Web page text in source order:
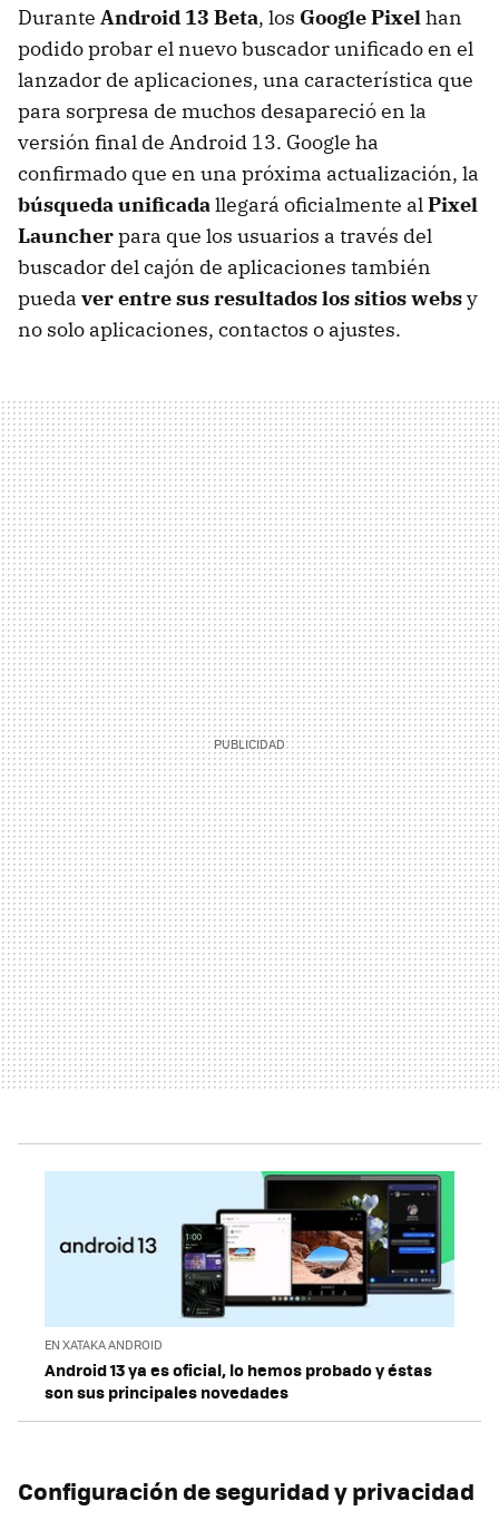
Durante Android 13 Beta, los Google Pixelhan
podido probar el nuevo buscador unificado en el
lanzador de aplicaciones, una característica que
para sorpresa de muchos desapareció en la
versión final de Android 13. Google ha
confirmado que en una próxima actualización, la
búsqueda unificadallegará oficialmente alPixel
Launcherpara que los usuarios a través del
buscador del cajón de aplicaciones también
pueda ver entre sus resultados los sitios websy
no solo aplicaciones, contactos o ajustes.
EN XATAKA ANDROID
Android 13 ya es oficial, lo hemos probado y éstas
son sus principales novedades
Configuración de seguridad y privacidad